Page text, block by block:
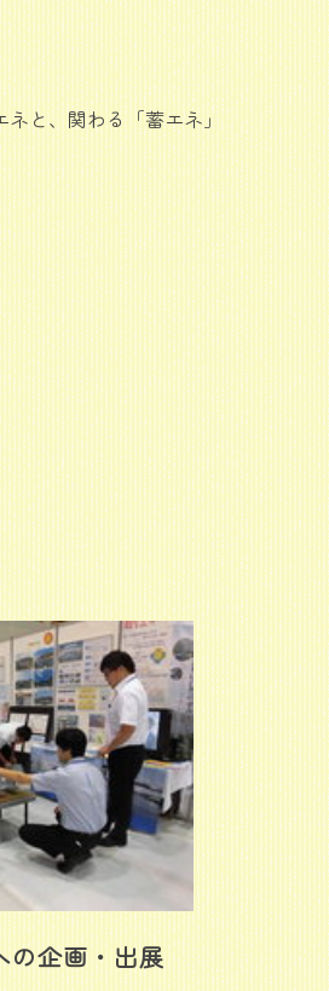
と、関わる「蓄エネ」
の企画・出展